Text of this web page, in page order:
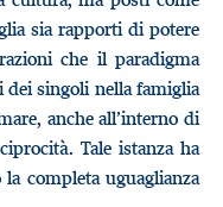
sia rapporti di potere
che il paradigma
dei singoli nella famiglia
anche all’interno di
Tale istanza ha
la completa uguaglianza